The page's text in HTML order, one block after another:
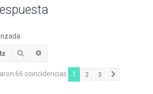
Buscar
66 coincidencias 1 2 3